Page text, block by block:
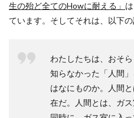
生の殆ど全てのHowに耐える」
ています。そしてそれは、以下
わたしたちは、おそ
知らなかった「人間
はなにものか。人間
在だ。人間とは、ガ